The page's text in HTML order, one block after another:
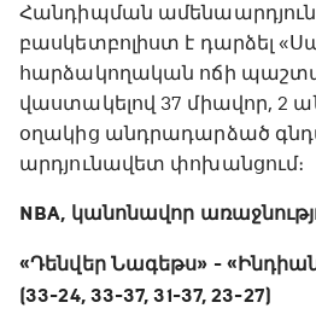
Հանդիպման
բասկետբոլիստ է դարձել
հարձակողական ոճի
վաստակելով 37 միավոր, 2
օղակից անդրադարձած
արդյունավետ փոխանցում։
NBA, կանոնավոր
«Դենվեր Նագեթս» -
(33-24, 33-37, 31-37, 23-27)